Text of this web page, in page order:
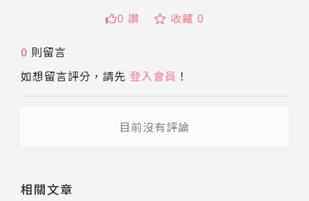
0 讚 收藏 0
0 則留言
如想留言評分，請先 登入會員 ！
目前沒有評論
相關文章